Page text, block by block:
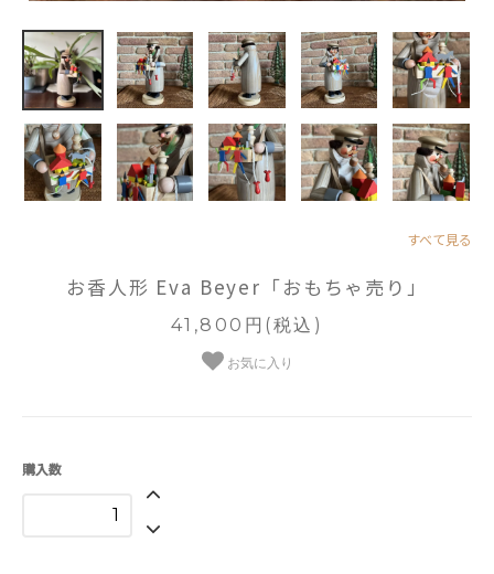
すべて見る
お香人形 Eva Beyer「おもちゃ売り」
41,800円(税込)
お気に入り
購入数